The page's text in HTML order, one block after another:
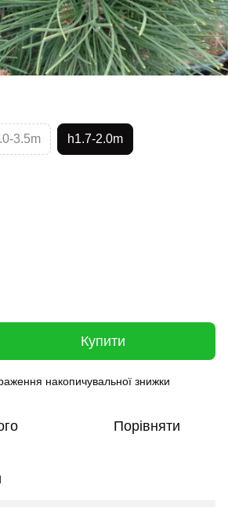
3.5m h1.7-2.0m
Купити
накопичувальної знижки
Порівняти